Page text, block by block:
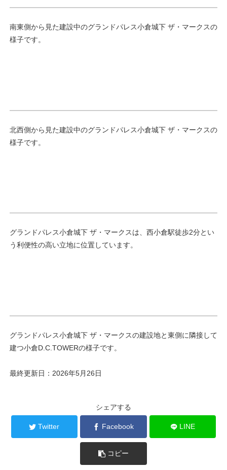
南東側から見た建設中のグランドパレス小倉城下 ザ・マークスの
様子です。
北西側から見た建設中のグランドパレス小倉城下 ザ・マークスの
様子です。
グランドパレス小倉城下 ザ・マークスは、西小倉駅徒歩2分とい
う利便性の高い立地に位置しています。
グランドパレス小倉城下 ザ・マークスの建設地と東側に隣接して
建つ小倉D.C.TOWERの様子です。
最終更新日：2026年5月26日
シェアする
Twitter Facebook LINE
コピー